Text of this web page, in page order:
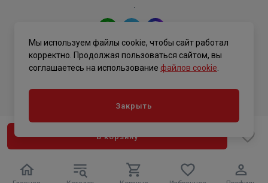
В корзину
.
Политика конфиденциальности
Мы используем файлы cookie, чтобы сайт работал
корректно. Продолжая пользоваться сайтом, вы
соглашаетесь на использование файлов cookie
Закрыть